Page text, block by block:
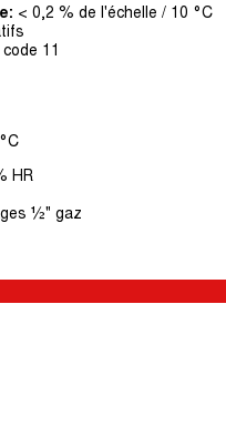
< 0,2 % de l'échelle / 10 °C
11
HR
½" gaz